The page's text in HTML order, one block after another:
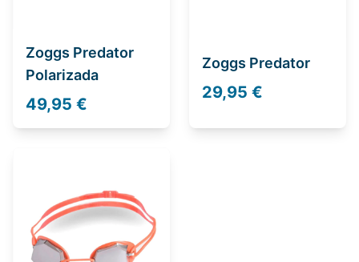
Zoggs Predator
Polarizada
49,95 €
Zoggs Predator
29,95 €